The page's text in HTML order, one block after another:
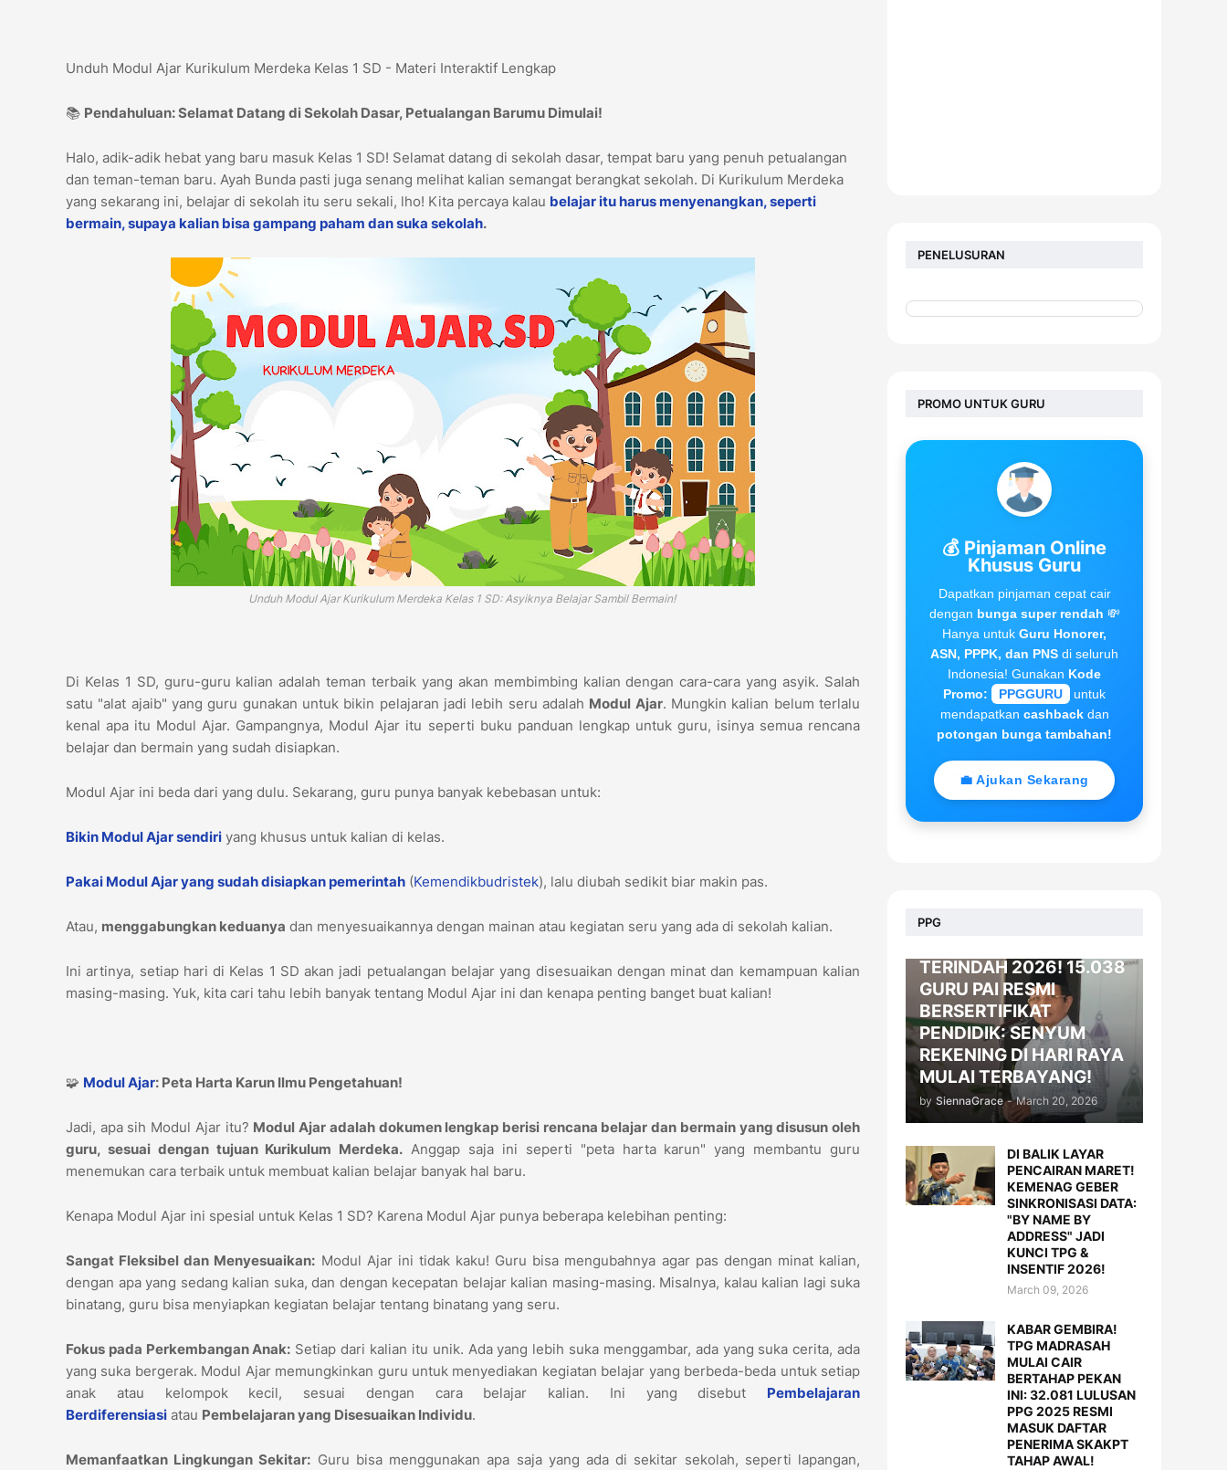
Unduh Modul Ajar Kurikulum Merdeka Kelas 1 SD - Materi Interaktif Lengkap
📚 Pendahuluan: Selamat Datang di Sekolah Dasar, Petualangan Barumu Dimulai!
Halo, adik-adik hebat yang baru masuk Kelas 1 SD! Selamat datang di sekolah dasar, tempat baru yang penuh petualangan
dan teman-teman baru. Ayah Bunda pasti juga senang melihat kalian semangat berangkat sekolah. Di Kurikulum Merdeka
yang sekarang ini, belajar di sekolah itu seru sekali, lho! Kita percaya kalau belajar itu harus menyenangkan, seperti
bermain, supaya kalian bisa gampang paham dan suka sekolah.
Unduh Modul Ajar Kurikulum Merdeka Kelas 1 SD: Asyiknya Belajar Sambil Bermain!
Di Kelas 1 SD, guru-guru kalian adalah teman terbaik yang akan membimbing kalian dengan cara-cara yang asyik. Salah
satu "alat ajaib" yang guru gunakan untuk bikin pelajaran jadi lebih seru adalah Modul Ajar. Mungkin kalian belum terlalu
kenal apa itu Modul Ajar. Gampangnya, Modul Ajar itu seperti buku panduan lengkap untuk guru, isinya semua rencana
belajar dan bermain yang sudah disiapkan.
Modul Ajar ini beda dari yang dulu. Sekarang, guru punya banyak kebebasan untuk:
Bikin Modul Ajar sendiri yang khusus untuk kalian di kelas.
Pakai Modul Ajar yang sudah disiapkan pemerintah (Kemendikbudristek), lalu diubah sedikit biar makin pas.
Atau, menggabungkan keduanya dan menyesuaikannya dengan mainan atau kegiatan seru yang ada di sekolah kalian.
Ini artinya, setiap hari di Kelas 1 SD akan jadi petualangan belajar yang disesuaikan dengan minat dan kemampuan kalian
masing-masing. Yuk, kita cari tahu lebih banyak tentang Modul Ajar ini dan kenapa penting banget buat kalian!
🧩 Modul Ajar: Peta Harta Karun Ilmu Pengetahuan!
Jadi, apa sih Modul Ajar itu? Modul Ajar adalah dokumen lengkap berisi rencana belajar dan bermain yang disusun oleh
guru, sesuai dengan tujuan Kurikulum Merdeka. Anggap saja ini seperti "peta harta karun" yang membantu guru
menemukan cara terbaik untuk membuat kalian belajar banyak hal baru.
Kenapa Modul Ajar ini spesial untuk Kelas 1 SD? Karena Modul Ajar punya beberapa kelebihan penting:
Sangat Fleksibel dan Menyesuaikan: Modul Ajar ini tidak kaku! Guru bisa mengubahnya agar pas dengan minat kalian,
dengan apa yang sedang kalian suka, dan dengan kecepatan belajar kalian masing-masing. Misalnya, kalau kalian lagi suka
binatang, guru bisa menyiapkan kegiatan belajar tentang binatang yang seru.
Fokus pada Perkembangan Anak: Setiap dari kalian itu unik. Ada yang lebih suka menggambar, ada yang suka cerita, ada
yang suka bergerak. Modul Ajar memungkinkan guru untuk menyediakan kegiatan belajar yang berbeda-beda untuk setiap
anak atau kelompok kecil, sesuai dengan cara belajar kalian. Ini yang disebut Pembelajaran
Berdiferensiasi atau Pembelajaran yang Disesuaikan Individu.
Memanfaatkan Lingkungan Sekitar: Guru bisa menggunakan apa saja yang ada di sekitar sekolah, seperti lapangan,
PENELUSURAN
PROMO UNTUK GURU
💰 Pinjaman Online
Khusus Guru
Dapatkan pinjaman cepat cair
dengan bunga super rendah 💸
Hanya untuk Guru Honorer,
ASN, PPPK, dan PNS di seluruh
Indonesia! Gunakan Kode
Promo:
PPGGURU
untuk
mendapatkan cashbackdan
potongan bunga tambahan!
💼 Ajukan Sekarang
PPG
BERITA
TERINDAH 2026! 15.038
GURU PAI RESMI
BERSERTIFIKAT
PENDIDIK: SENYUM
REKENING DI HARI RAYA
MULAI TERBAYANG!
by SiennaGrace - March 20, 2026
DI BALIK LAYAR
PENCAIRAN MARET!
KEMENAG GEBER
SINKRONISASI DATA:
"BY NAME BY
ADDRESS" JADI
KUNCI TPG &
INSENTIF 2026!
March 09, 2026
KABAR GEMBIRA!
TPG MADRASAH
MULAI CAIR
BERTAHAP PEKAN
INI: 32.081 LULUSAN
PPG 2025 RESMI
MASUK DAFTAR
PENERIMA SKAKPT
TAHAP AWAL!